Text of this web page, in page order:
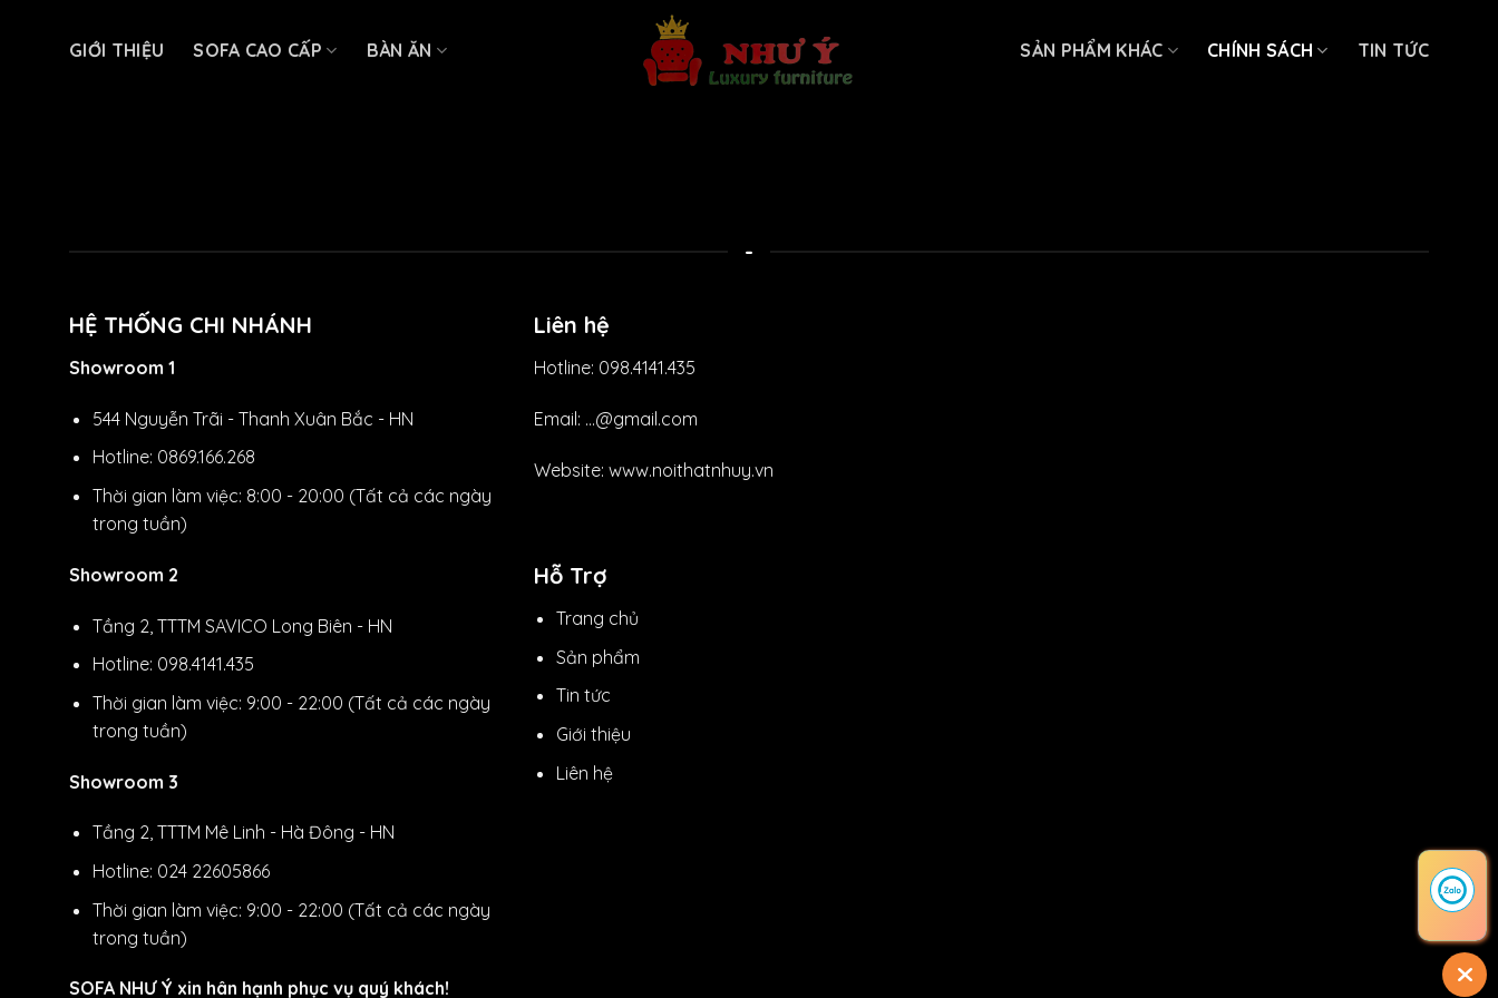
GIỚI THIỆU SOFA CAO CẤP BÀN ĂN SẢN PHẨM KHÁC CHÍNH SÁCH TIN TỨC
-
HỆ THỐNG CHI NHÁNH
Showroom 1
544 Nguyễn Trãi - Thanh Xuân Bắc - HN
Hotline: 0869.166.268
Thời gian làm việc: 8:00 - 20:00 (Tất cả các ngày
trong tuần)
Showroom 2
Tầng 2, TTTM SAVICO Long Biên - HN
Hotline: 098.4141.435
Thời gian làm việc: 9:00 - 22:00 (Tất cả các ngày
trong tuần)
Showroom 3
Tầng 2, TTTM Mê Linh - Hà Đông - HN
Hotline: 024 22605866
Thời gian làm việc: 9:00 - 22:00 (Tất cả các ngày
trong tuần)
SOFA NHƯ Ý xin hân hạnh phục vụ quý khách!
Liên hệ
Hotline: 098.4141.435
Email: ...@gmail.com
Website: www.noithatnhuy.vn
Hỗ Trợ
Trang chủ
Sản phẩm
Tin tức
Giới thiệu
Liên hệ